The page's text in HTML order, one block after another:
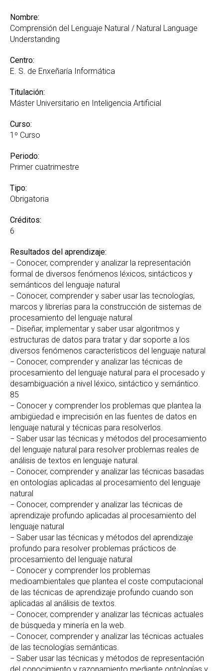
Nombre:
Comprensión del Lenguaje Natural / Natural Language
Understanding
Centro:
E. S. de Enxeñaría Informática
Titulación:
Máster Universitario en Inteligencia Artificial
Curso:
1º Curso
Periodo:
Primer cuatrimestre
Tipo:
Obrigatoria
Créditos:
6
Resultados del aprendizaje:
− Conocer, comprender y analizar la representación
formal de diversos fenómenos léxicos, sintácticos y
semánticos del lenguaje natural
− Conocer, comprender y saber usar las tecnologías,
marcos y librerías para la construcción de sistemas de
procesamiento del lenguaje natural
− Diseñar, implementar y saber usar algoritmos y
estructuras de datos para tratar y dar soporte a los
diversos fenómenos característicos del lenguaje natural
− Conocer, comprender y analizar las técnicas de
procesamiento del lenguaje natural para el procesado y
desambiguación a nivel léxico, sintáctico y semántico.
85
− Conocer y comprender los problemas que plantea la
ambigüedad e imprecisión en las fuentes de datos en
lenguaje natural y técnicas para resolverlos.
− Saber usar las técnicas y métodos del procesamiento
del lenguaje natural para resolver problemas reales de
análisis de textos en lenguaje natural.
− Conocer, comprender y analizar las técnicas basadas
en ontologías aplicadas al procesamiento del lenguaje
natural
− Conocer, comprender y analizar las técnicas de
aprendizaje profundo aplicadas al procesamiento del
lenguaje natural
− Saber usar las técnicas y métodos del aprendizaje
profundo para resolver problemas prácticos de
procesamiento del lenguaje natural
− Conocer y comprender los problemas
medioambientales que plantea el coste computacional
de las técnicas de aprendizaje profundo cuando son
aplicadas al análisis de textos.
− Conocer, comprender y analizar las técnicas actuales
de búsqueda y minería en la web.
− Conocer, comprender y analizar las técnicas actuales
de las tecnologías semánticas.
− Saber usar las técnicas y métodos de representación